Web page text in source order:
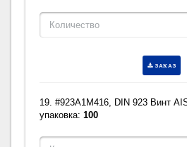
ЗАКАЗ
19. #923A1M416, DIN 923 Винт
упаковка:100